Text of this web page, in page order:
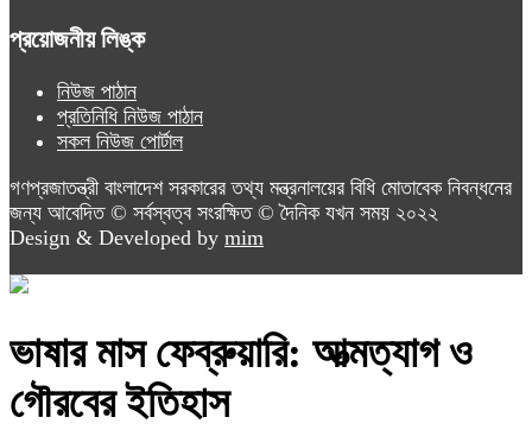
প্রয়োজনীয় লিঙ্ক
নিউজ পাঠান
প্রতিনিধি নিউজ পাঠান
সকল নিউজ পোর্টাল
গণপ্রজাতন্ত্রী বাংলাদেশ সরকারের তথ্য মন্ত্রনালয়ের বিধি মোতাবেক নিবন্ধনের
জন্য আবেদিত © সর্বস্বত্ব সংরক্ষিত © দৈনিক যখন সময় ২০২২
Design & Developed by mim
ভাষার মাস ফেব্রুয়ারি: আত্মত্যাগ ও
গৌরবের ইতিহাস